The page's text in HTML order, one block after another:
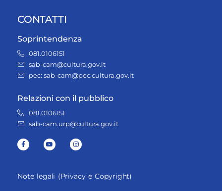
CONTATTI
Soprintendenza
081.0106151
sab-cam@cultura.gov.it
pec: sab-cam@pec.cultura.gov.it
Relazioni con il pubblico
081.0106151
sab-cam.urp@cultura.gov.it
Note legali (Privacy e Copyright)